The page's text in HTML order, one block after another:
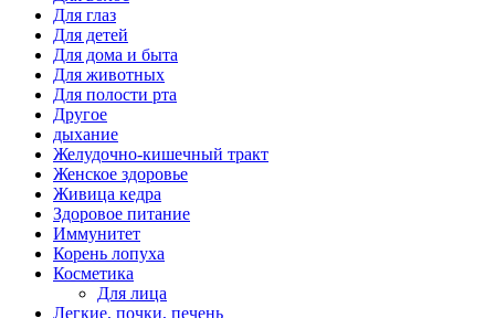
Для глаз
Для детей
Для дома и быта
Для животных
Для полости рта
Другое
дыхание
Желудочно-кишечный тракт
Женское здоровье
Живица кедра
Здоровое питание
Иммунитет
Корень лопуха
Косметика
Для лица
Легкие, почки, печень